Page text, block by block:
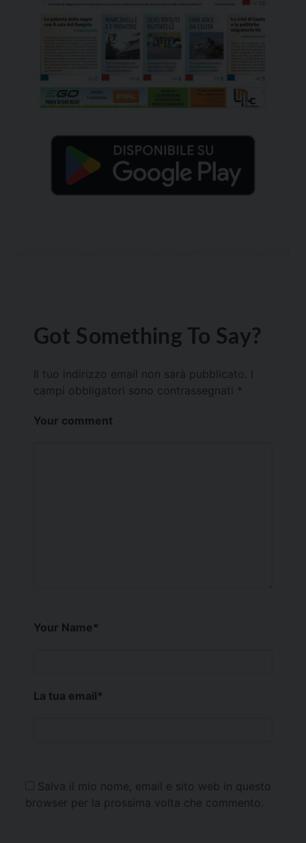
Got Something To Say?
Il tuo indirizzo email non sarà pubblicato.
campi obbligatori sono contrassegnati *
Your comment
Your Name*
La tua email*
Salva il mio nome, email e sito web in questo
browser per la prossima volta che commento.